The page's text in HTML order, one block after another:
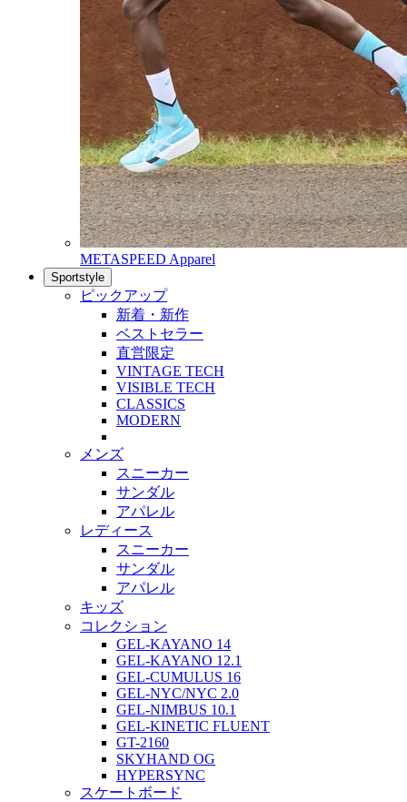
METASPEED Apparel
Sportstyle
ピックアップ
新着・新作
ベストセラー
直営限定
VINTAGE TECH
VISIBLE TECH
CLASSICS
MODERN
メンズ
スニーカー
サンダル
アパレル
レディース
スニーカー
サンダル
アパレル
キッズ
コレクション
GEL-KAYANO 14
GEL-KAYANO 12.1
GEL-CUMULUS 16
GEL-NYC/NYC 2.0
GEL-NIMBUS 10.1
GEL-KINETIC FLUENT
GT-2160
SKYHAND OG
HYPERSYNC
スケートボード